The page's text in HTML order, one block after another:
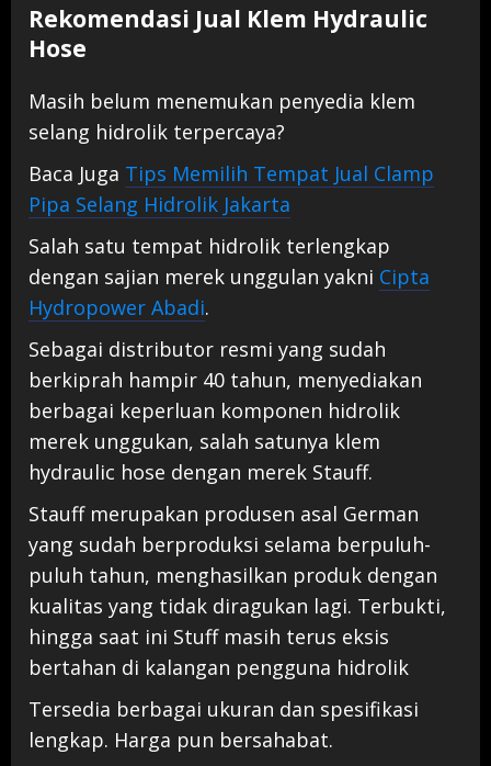
Rekomendasi Jual Klem Hydraulic
Hose
Masih belum menemukan penyedia klem
selang hidrolik terpercaya?
Baca Juga Tips Memilih Tempat Jual Clamp
Pipa Selang Hidrolik Jakarta
Salah satu tempat hidrolik terlengkap
dengan sajian merek unggulan yakni Cipta
Hydropower Abadi.
Sebagai distributor resmi yang sudah
berkiprah hampir 40 tahun, menyediakan
berbagai keperluan komponen hidrolik
merek unggukan, salah satunya klem
hydraulic hose dengan merek Stauff.
Stauff merupakan produsen asal German
yang sudah berproduksi selama berpuluh-
puluh tahun, menghasilkan produk dengan
kualitas yang tidak diragukan lagi. Terbukti,
hingga saat ini Stuff masih terus eksis
bertahan di kalangan pengguna hidrolik
Tersedia berbagai ukuran dan spesifikasi
lengkap. Harga pun bersahabat.